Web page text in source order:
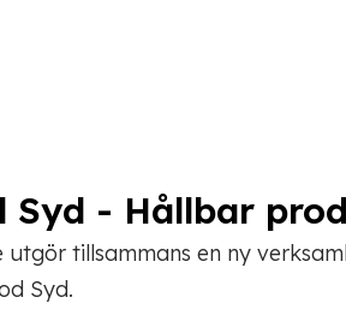
Syd - Hållbar
utgör tillsammans en ny
Syd.